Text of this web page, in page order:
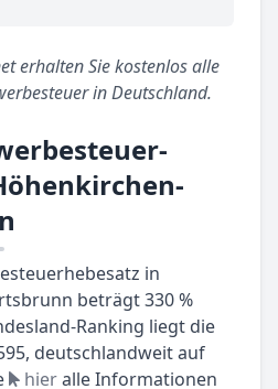
erhalten Sie kostenlos alle
in Deutschland.
in
beträgt 330 %
Ranking liegt die
deutschlandweit auf
hieralle Informationen